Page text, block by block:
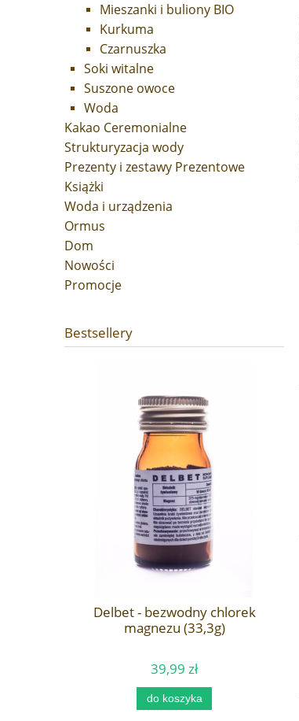
Mieszanki i buliony BIO
Kurkuma
Czarnuszka
Soki witalne
Suszone owoce
Woda
Kakao Ceremonialne
Strukturyzacja wody
Prezenty i zestawy Prezentowe
Książki
Woda i urządzenia
Ormus
Dom
Nowości
Promocje
Bestsellery
Delbet - bezwodny chlorek
magnezu (33,3g)
39,99 zł
do koszyka